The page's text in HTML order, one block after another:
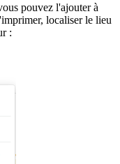
pouvez l'ajouter à
localiser le lieu
: